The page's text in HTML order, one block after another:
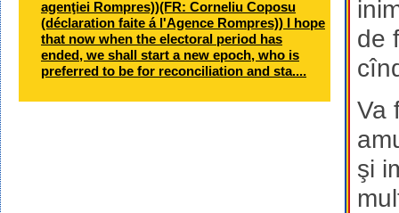
de
Va
şi
agenţiei Rompres))(FR: Corneliu Coposu
(déclaration faite á l'Agence Rompres)) I hope
that now when the electoral period has
ended, we shall start a new epoch, who is
preferred to be for reconciliation and sta....